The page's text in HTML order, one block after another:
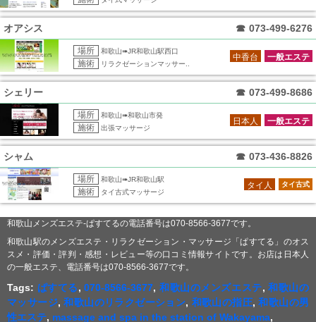
オアシス ☎ 073-499-6276
場所 和歌山➠JR和歌山駅西口
施術 リラクゼーションマッサー..
一般エステ
中香台
シェリー ☎ 073-499-8686
場所 和歌山➠和歌山市発
施術 出張マッサージ
一般エステ
日本人
シャム ☎ 073-436-8826
場所 和歌山➠JR和歌山駅
施術 タイ古式マッサージ
タイ古式
タイ人
和歌山メンズエステ-ぱすてるの電話番号は070-8566-3677です。
和歌山駅のメンズエステ・リラクゼーション・マッサージ「ぱすてる」のオス
スメ・評価・評判・感想・レビュー等の口コミ情報サイトです。お店は日本人
の一般エステ、電話番号は070-8566-3677です。
Tags: ぱすてる,070-8566-3677,和歌山のメンズエステ,和歌山の
マッサージ,和歌山のリラクゼーション, 和歌山の指圧,和歌山の男
性エステ, massage and spa in the station of Wakayama,